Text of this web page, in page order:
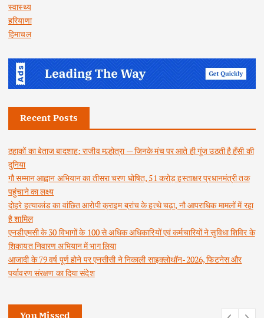
स्वास्थ्य
हरियाणा
हिमाचल
Recent Posts
ठहाकों का बेताज बादशाह: राजीव मल्होत्रा — जिनके मंच पर आते ही गूंज उठती है हँसी की
दुनिया
गौ सम्मान आह्वान अभियान का तीसरा चरण घोषित, 51 करोड़ हस्ताक्षर प्रधानमंत्री तक
पहुंचाने का लक्ष्य
दोहरे हत्याकांड का वांछित आरोपी क्राइम ब्रांच के हत्थे चढ़ा, नौ आपराधिक मामलों में रहा
है शामिल
एनडीएमसी के 30 विभागों के 100 से अधिक अधिकारियों एवं कर्मचारियों ने सुविधा शिविर के
शिकायत निवारण अभियान में भाग लिया
आजादी के 79 वर्ष पूर्ण होने पर एनसीसी ने निकाली साइक्लोथॉन-2026, फिटनेस और
पर्यावरण संरक्षण का दिया संदेश
You Missed